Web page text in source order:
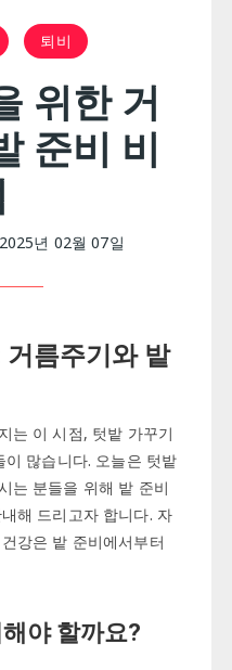
퇴비
위한 거
준비 비
2025년 02월 07일
거름주기와 밭
는 이 시점, 텃밭 가꾸기
많습니다. 오늘은 텃밭
는 분들을 위해 밭 준비
해 드리고자 합니다. 자
강은 밭 준비에서부터
야 할까요?